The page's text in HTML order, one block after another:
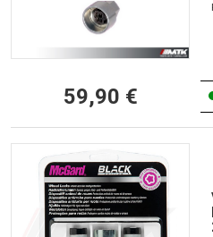
59,90 €